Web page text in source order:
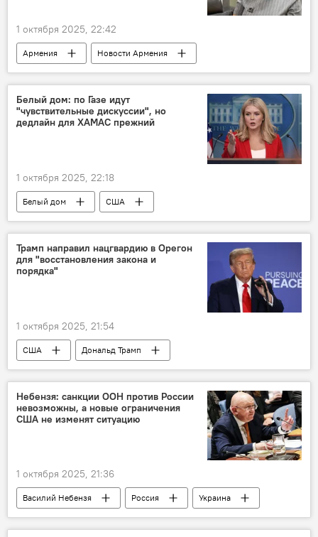
1 октября 2025, 22:42
Армения
Новости Армения
Политика
Общество
Белый дом: по Газе идут
"чувствительные дискуссии", но
дедлайн для ХАМАС прежний
1 октября 2025, 22:18
Белый дом США
Трамп направил нацгвардию в Орегон
для "восстановления закона и
порядка"
1 октября 2025, 21:54
США Дональд Трамп
Небензя: санкции ООН против России
невозможны, а новые ограничения
США не изменят ситуацию
1 октября 2025, 21:36
Василий Небензя Россия
Украина
США